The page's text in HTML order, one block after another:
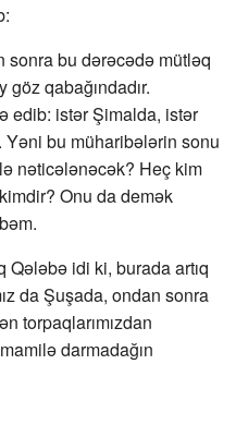
sonra bu dərəcədə mütləq
göz qabağındadır.
edib: istər Şimalda, istər
bu müharibələrin sonu
nəticələnəcək? Heç kim
Onu da demək
idi ki, burada artıq
da Şuşada, ondan sonra
torpaqlarımızdan
darmadağın